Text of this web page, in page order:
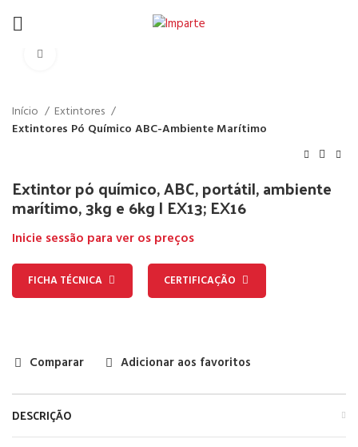
Início
Extintores
Extintores Pó Químico ABC-Ambiente Marítimo
Extintor pó químico, ABC, portátil, ambiente
marítimo, 3kg e 6kg | EX13; EX16
Inicie sessão para ver os preços
FICHA TÉCNICA CERTIFICAÇÃO
Comparar Adicionar aos favoritos
DESCRIÇÃO